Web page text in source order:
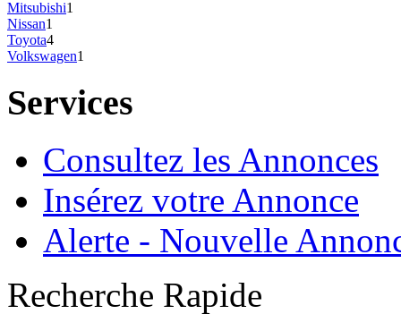
Mitsubishi1
Nissan1
Toyota4
Volkswagen1
Services
Consultez les Annonces
Insérez votre Annonce
Alerte - Nouvelle
Recherche Rapide